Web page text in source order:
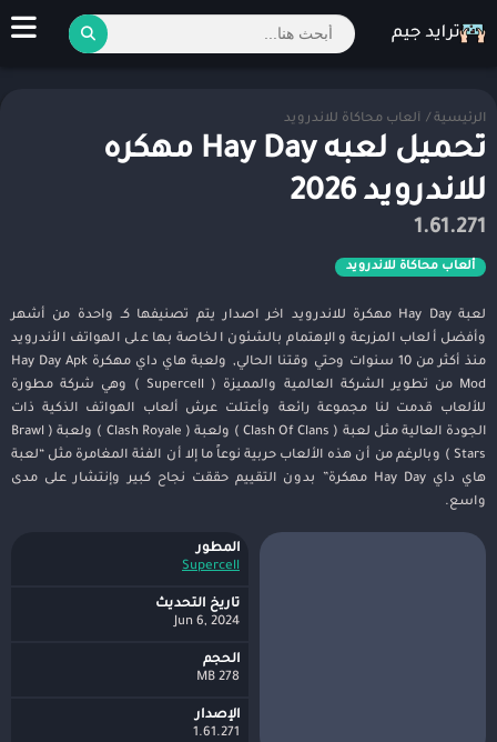
الرئيسية / ألعاب محاكاة للاندرويد
تحميل لعبه Hay Day مهكره
للاندرويد 2026
1.61.271
ألعاب محاكاة للاندرويد
لعبة Hay Day مهكرة للاندرويد اخر اصدار يتم تصنيفها كـ واحدة من أشهر
وأفضل ألعاب المزرعة والإهتمام بالشئون الخاصة بها على الهواتف الأندرويد
منذ أكثر من 10 سنوات وحتي وقتنا الحالي, ولعبة هاي داي مهكرة Hay Day Apk
Mod من تطوير الشركة العالمية والمميزة ( Supercell ) وهي شركة مطورة
للألعاب قدمت لنا مجموعة رائعة وأعتلت عرش ألعاب الهواتف الذكية ذات
الجودة العالية مثل لعبة ( Clash Of Clans ) ولعبة ( Clash Royale ) ولعبة ( Brawl
Stars ) وبالرغم من أن هذه الألعاب حربية نوعاً ما إلا أن الفئة المغامرة مثل “لعبة
هاي داي Hay Day مهكرة” بدون التقييم حققت نجاح كبير وإنتشار على مدى
واسع.
المطور
Supercell
تاريخ التحديث
Jun 6, 2024
الحجم
278 MB
الإصدار
1.61.271